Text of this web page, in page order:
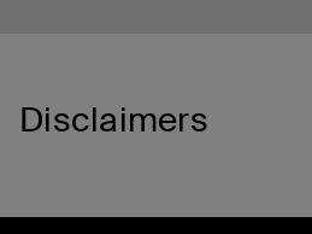
Disclaimers